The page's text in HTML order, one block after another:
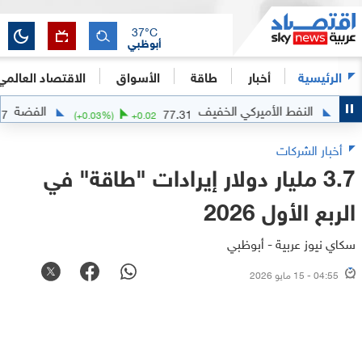
الرئيسية أخبار طاقة الأسواق الاقتصاد
أبوظبي
37°C
النفط الأميركي الخفيف 77.31
+0.02
+0.03%) الفضة 63.5417
أخبار الشركات
3.7 مليار دولار إيرادات "طاقة" في
الربع الأول 2026
سكاي نيوز عربية - أبوظبي
04:55 - 15 مايو 2026